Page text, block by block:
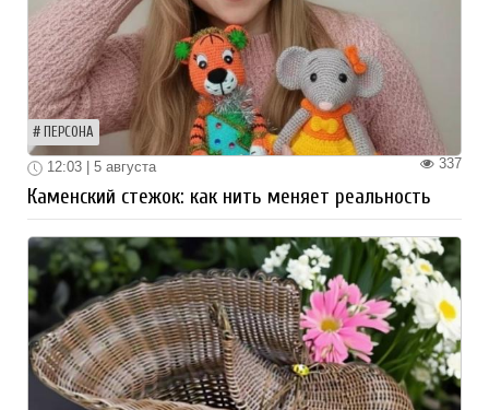
ПЕРСОНА
337
12:03 | 5 августа
Каменский стежок: как нить меняет реальность